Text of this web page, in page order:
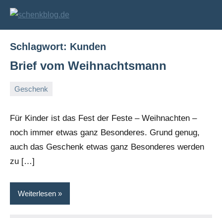
Zum
Inhalt
und
Geschenkideen
Schlagwort: Kunden
Brief vom Weihnachtsmann
Geschenk
2008
Für Kinder ist das Fest der Feste – Weihnachten –
noch immer etwas ganz Besonderes. Grund genug,
auch das Geschenk etwas ganz Besonderes werden
zu […]
Weiterlesen